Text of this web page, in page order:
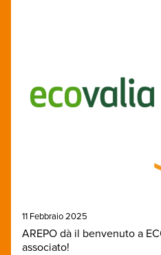
11 Febbraio 2025
AREPO dà il benvenuto a
associato!